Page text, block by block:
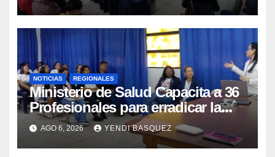
NOTICIAS REGIONALES
Ministerio de Salud Capacita a 36
Profesionales para erradicar la
Tuberculosis en Yaracuy
AGO 6, 2026 YENDI BASQUEZ